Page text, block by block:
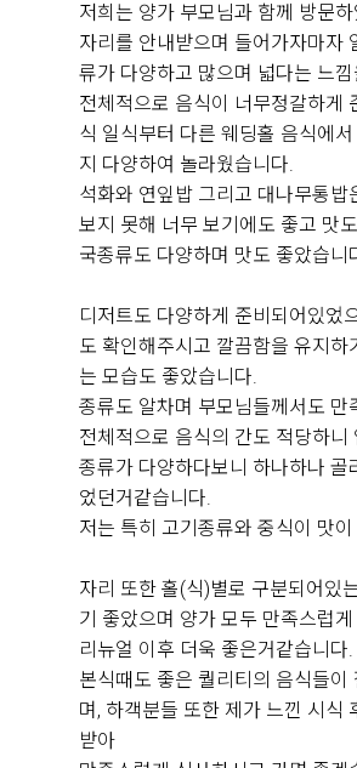
웨딩그룹위더스 REAL
Withus2,178Real
웨딩그룹위더스 고객님들
직접 작성해주신 소중한
Real 후기 쓰기
박원조, 안다영 2026-08-08
26년 8월 7일! 제가 가보고 싶은 웨
테 가보자고 해서 다녀왔습니다.
홈페이지로 직접 방문 예약문의를
요. 방문홀투어부터 꼼꼼한 상담해
엘린홀과 메리엘홀 2개를 픽해서 보
예랑이도 한번뿐인 웨딩이니 좋은
말해줬고! 바로 당일 계약을 했습니
사실 수원에 있는 여러 웨딩홀을 투
았던 상황인데,
위더스에 오자마자 후회되고, 그냥
었습니다. 양가 어른들께서도 일단
저희는 양가 부모님과 함께 방문
자리를 안내받으며 들어가자마자
류가 다양하고 많으며 넓다는 느
전체적으로 음식이 너무정갈하게
식 일식부터 다른 웨딩홀 음식에
지 다양하여 놀라웠습니다.
석화와 연잎밥 그리고 대나무통밥
보지 못해 너무 보기에도 좋고 맛
국종류도 다양하며 맛도 좋았습니
디저트도 다양하게 준비되어있었
도 확인해주시고 깔끔함을 유지하
는 모습도 좋았습니다.
종류도 알차며 부모님들께서도 만
전체적으로 음식의 간도 적당하니
종류가 다양하다보니 하나하나 골
었던거같습니다.
저는 특히 고기종류와 중식이 맛
자리 또한 홀(식)별로 구분되어있
기 좋았으며 양가 모두 만족스럽
리뉴얼 이후 더욱 좋은거같습니다.
본식때도 좋은 퀄리티의 음식들이
며, 하객분들 또한 제가 느낀 시식
받아